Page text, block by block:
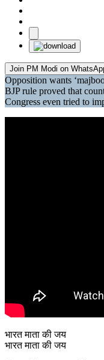
Join PM Modi on
Opposition wants
BJP rule proved that
Congress even tried to
भारत माता की जय
भारत माता की जय